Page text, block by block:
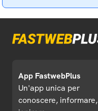
App FastwebPlus
Un'app unica per
conoscere, informare,